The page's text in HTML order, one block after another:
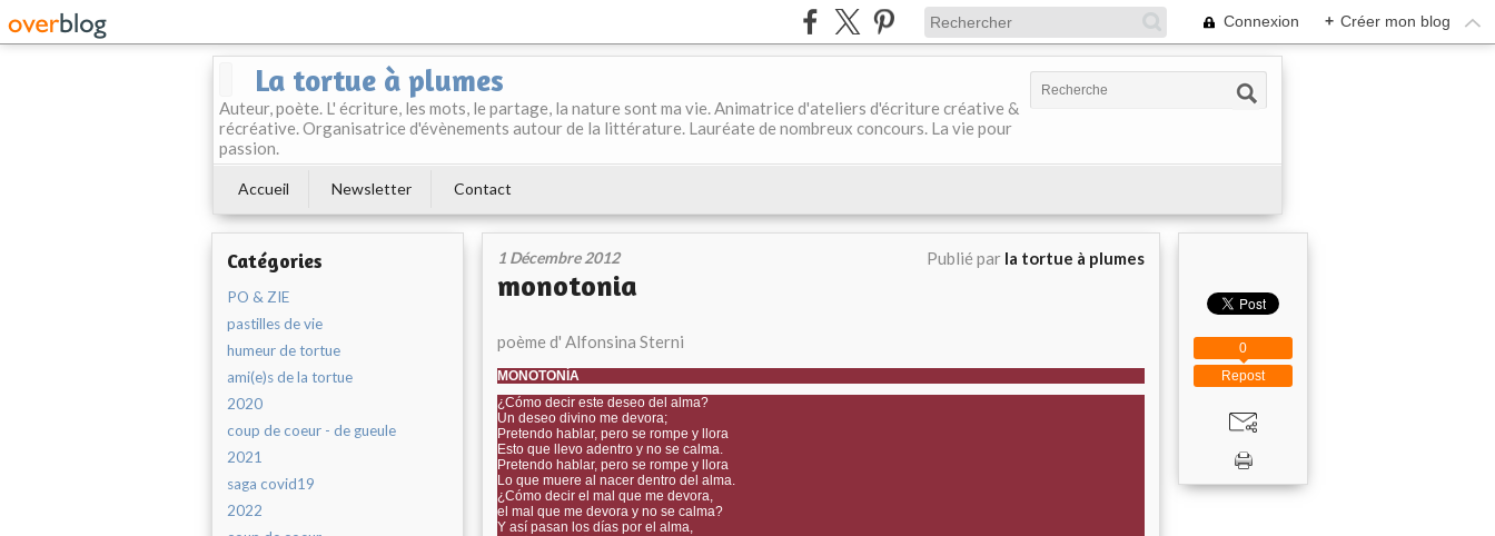
Connexion + Créer mon blog
La tortue à plumes
Auteur, poète. L' écriture, les mots, le partage, la nature sont ma vie. Animatrice d'ateliers d'écriture créative &
récréative. Organisatrice d'évènements autour de la littérature. Lauréate de nombreux concours. La vie pour
passion.
Accueil Newsletter Contact
Catégories
PO & ZIE
pastilles de vie
humeur de tortue
ami(e)s de la tortue
2020
coup de coeur - de gueule
2021
saga covid19
2022
1 Décembre 2012 Publié par la tortue à plumes
monotonia
poème d' Alfonsina Sterni
MONOTONÍA
¿Cómo decir este deseo del alma?
Un deseo divino me devora;
Pretendo hablar, pero se rompe y llora
Esto que llevo adentro y no se calma.
Pretendo hablar, pero se rompe y llora
Lo que muere al nacer dentro del alma.
¿Cómo decir el mal que me devora,
el mal que me devora y no se calma?
Y así pasan los días por el alma,
Repost
0